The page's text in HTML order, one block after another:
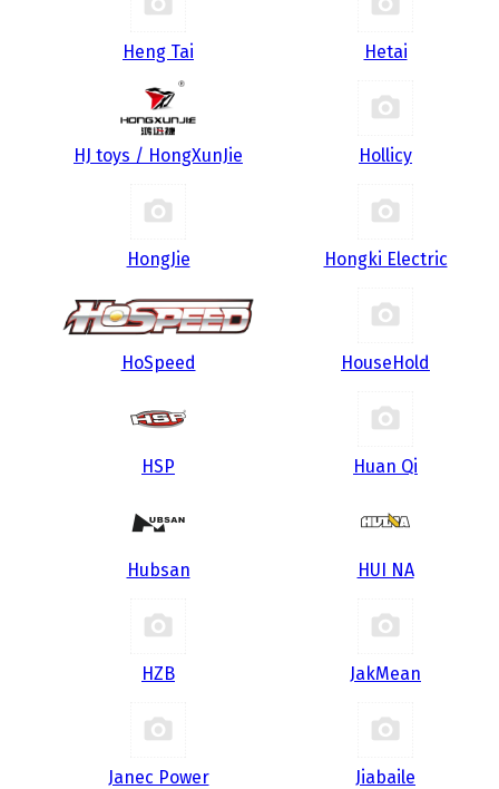
Heng Tai Hetai
HJ toys / HongXunJie Hollicy
HongJie Hongki Electric
HoSpeed HouseHold
HSP Huan Qi
Hubsan HUI NA
HZB JakMean
Janec Power Jiabaile